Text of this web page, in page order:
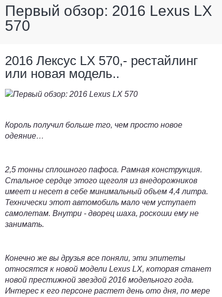
Первый обзор: 2016 Lexus LX
570
2016 Лексус LX 570,- рестайлинг
или новая модель..
Король получил больше тго, чем просто новое
одеяние…
2,5 тонны сплошного пафоса. Рамная конструкция.
Стальное сердце этого щеголя из внедорожников
имеет и несет в себе минимальный объем 4,4 литра.
Технически этот автомобиль мало чем уступает
самолетам. Внутри - дворец шаха, роскоши ему не
занимать.
Конечно же вы друзья все поняли, эти эпитеты
относятся к новой модели Lexus LX, которая станет
новой престижной звездой 2016 модельного года.
Интерес к его персоне растет день ото дня, по мере